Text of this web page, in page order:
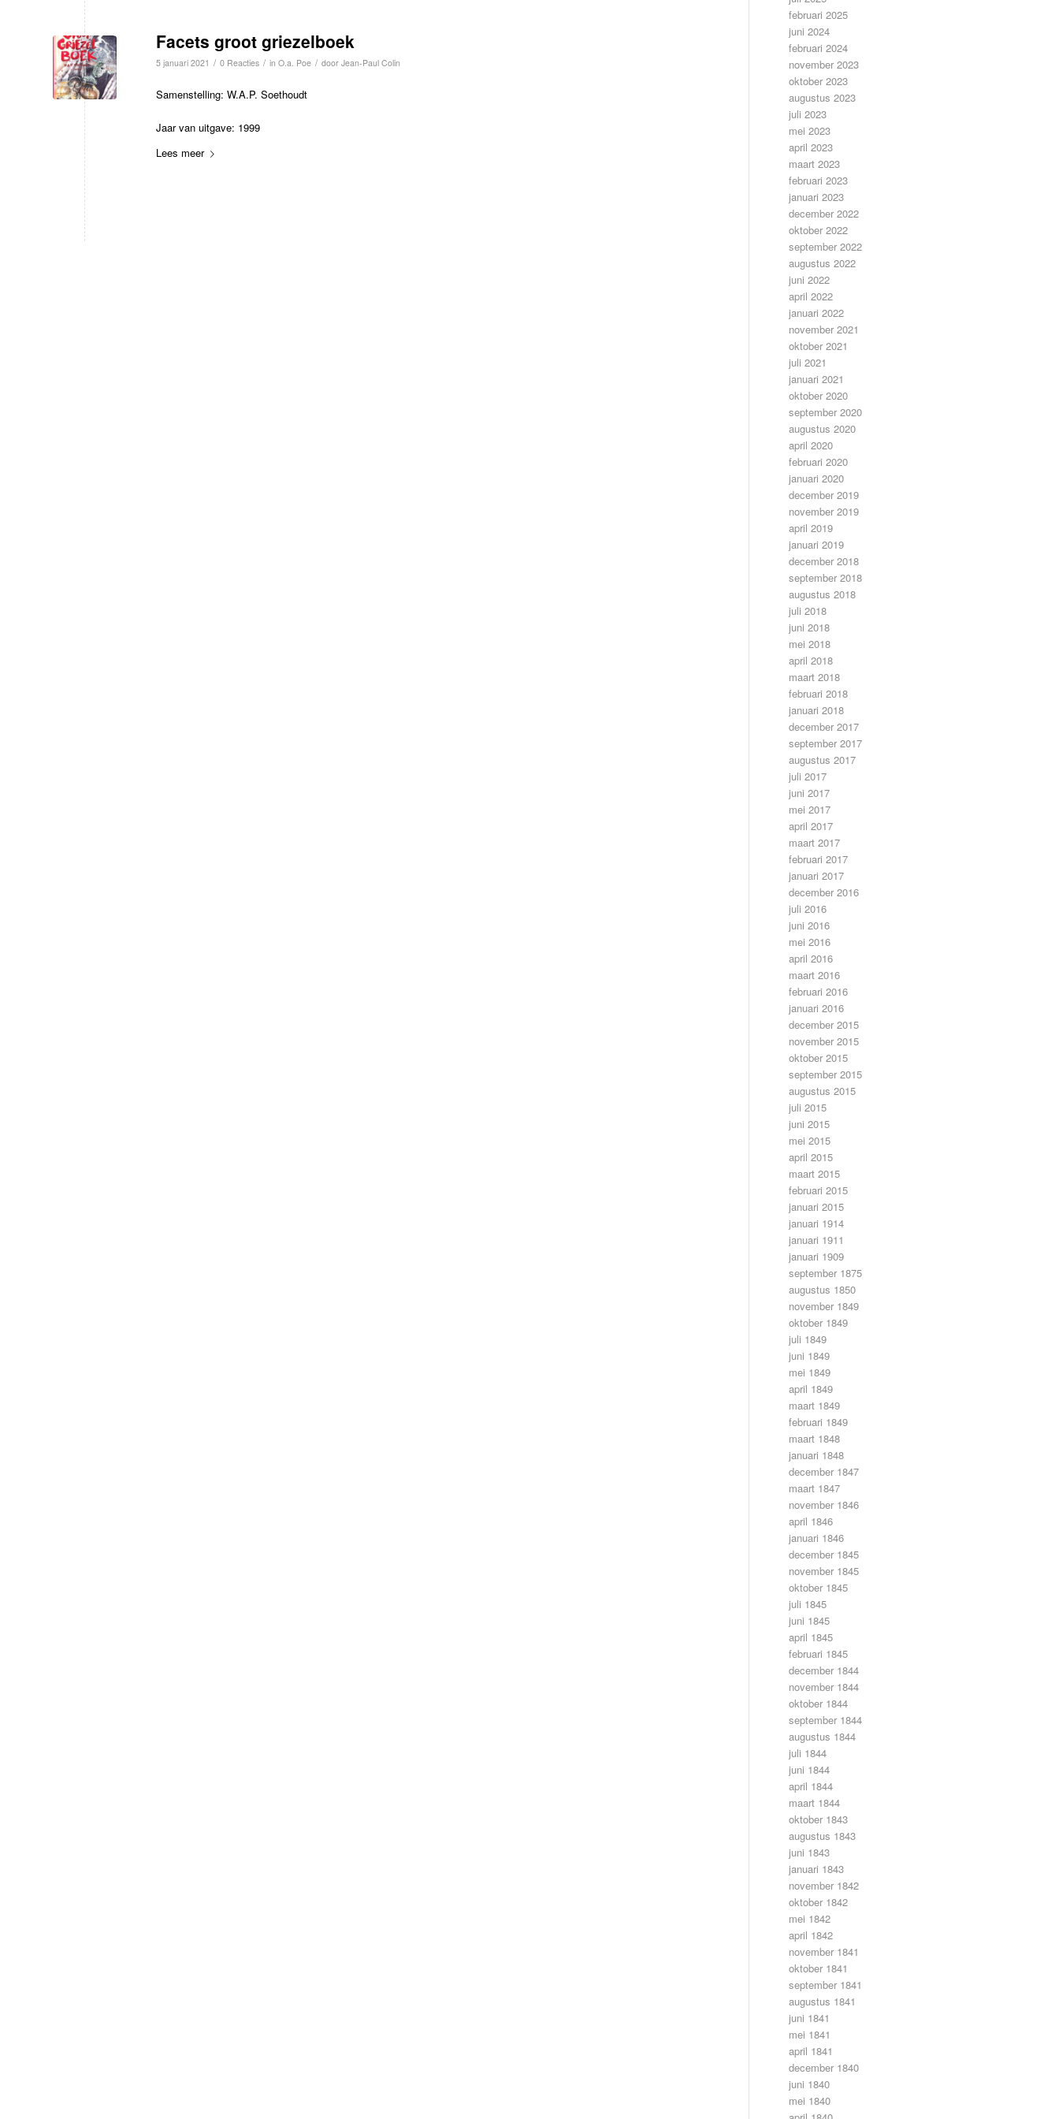
Facets groot griezelboek
5 januari 2021 / 0 Reacties / in O.a. Poe / door Jean-Paul Colin
Samenstelling: W.A.P. Soethoudt
Jaar van uitgave: 1999
Lees meer
februari 2025
juni 2024
februari 2024
november 2023
oktober 2023
augustus 2023
juli 2023
mei 2023
april 2023
maart 2023
februari 2023
januari 2023
december 2022
oktober 2022
september 2022
augustus 2022
juni 2022
april 2022
januari 2022
november 2021
oktober 2021
juli 2021
januari 2021
oktober 2020
september 2020
augustus 2020
april 2020
februari 2020
januari 2020
december 2019
november 2019
april 2019
januari 2019
december 2018
september 2018
augustus 2018
juli 2018
juni 2018
mei 2018
april 2018
maart 2018
februari 2018
januari 2018
december 2017
september 2017
augustus 2017
juli 2017
juni 2017
mei 2017
april 2017
maart 2017
februari 2017
januari 2017
december 2016
juli 2016
juni 2016
mei 2016
april 2016
maart 2016
februari 2016
januari 2016
december 2015
november 2015
oktober 2015
september 2015
augustus 2015
juli 2015
juni 2015
mei 2015
april 2015
maart 2015
februari 2015
januari 2015
januari 1914
januari 1911
januari 1909
september 1875
augustus 1850
november 1849
oktober 1849
juli 1849
juni 1849
mei 1849
april 1849
maart 1849
februari 1849
maart 1848
januari 1848
december 1847
maart 1847
november 1846
april 1846
januari 1846
december 1845
november 1845
oktober 1845
juli 1845
juni 1845
april 1845
februari 1845
december 1844
november 1844
oktober 1844
september 1844
augustus 1844
juli 1844
juni 1844
april 1844
maart 1844
oktober 1843
augustus 1843
juni 1843
januari 1843
november 1842
oktober 1842
mei 1842
april 1842
november 1841
oktober 1841
september 1841
augustus 1841
juni 1841
mei 1841
april 1841
december 1840
juni 1840
mei 1840